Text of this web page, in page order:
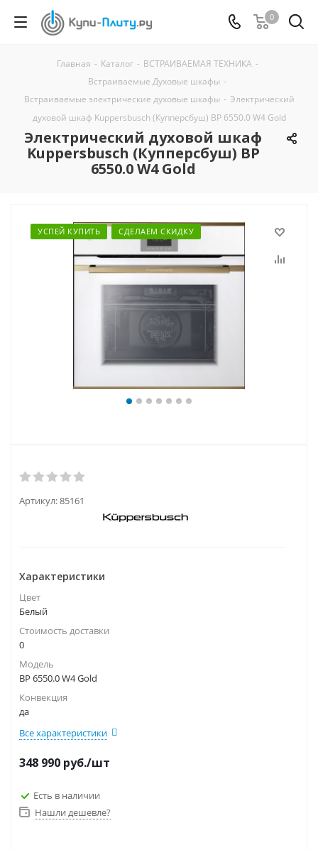
0
Главная - Каталог - ВСТРАИВАЕМАЯ ТЕХНИКА -
Встраиваемые Духовые шкафы -
Встраиваемые электрические духовые шкафы - Электрический
духовой шкаф Kuppersbusch (Купперсбуш) BP 6550.0 W4 Gold
Электрический духовой шкаф
Kuppersbusch (Купперсбуш) BP
6550.0 W4 Gold
УСПЕЙ КУПИТЬ СДЕЛАЕМ СКИДКУ
Артикул:85161
Характеристики
Цвет
Белый
Стоимость доставки
0
Модель
BP 6550.0 W4 Gold
Конвекция
да
Все характеристики
348 990 руб./шт
Есть в наличии
Нашли дешевле?